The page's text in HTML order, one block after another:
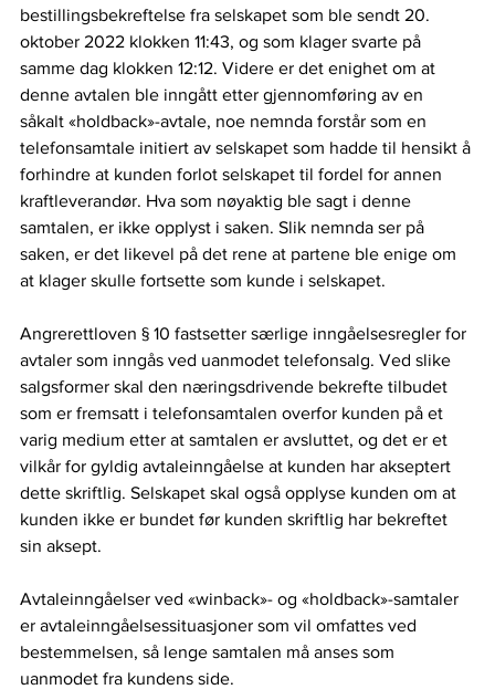
bestillingsbekreftelse fra selskapet som ble sendt 20.
oktober 2022 klokken 11:43, og som klager svarte på
samme dag klokken 12:12. Videre er det enighet om at
denne avtalen ble inngått etter gjennomføring av en
såkalt «holdback»-avtale, noe nemnda forstår som en
telefonsamtale initiert av selskapet som hadde til hensikt å
forhindre at kunden forlot selskapet til fordel for annen
kraftleverandør. Hva som nøyaktig ble sagt i denne
samtalen, er ikke opplyst i saken. Slik nemnda ser på
saken, er det likevel på det rene at partene ble enige om
at klager skulle fortsette som kunde i selskapet.
Angrerettloven § 10 fastsetter særlige inngåelsesregler for
avtaler som inngås ved uanmodet telefonsalg. Ved slike
salgsformer skal den næringsdrivende bekrefte tilbudet
som er fremsatt i telefonsamtalen overfor kunden på et
varig medium etter at samtalen er avsluttet, og det er et
vilkår for gyldig avtaleinngåelse at kunden har akseptert
dette skriftlig. Selskapet skal også opplyse kunden om at
kunden ikke er bundet før kunden skriftlig har bekreftet
sin aksept.
Avtaleinngåelser ved «winback»- og «holdback»-samtaler
er avtaleinngåelsessituasjoner som vil omfattes ved
bestemmelsen, så lenge samtalen må anses som
uanmodet fra kundens side.